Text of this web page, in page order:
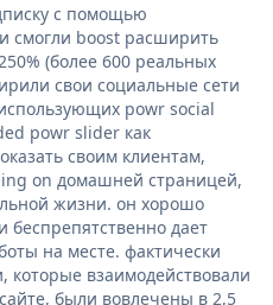
с помощью
смогли boost расширить
(более 600 реальных
свои социальные сети
powr social
powr slider как
своим клиентам,
on домашней страницей,
жизни. он хорошо
беспрепятственно дает
на месте. фактически
которые взаимодействовали
были вовлечены в 2,5